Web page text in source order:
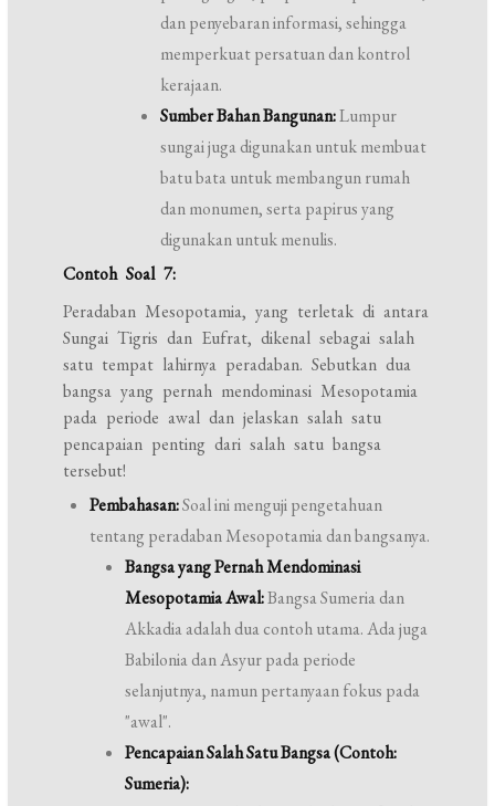
dan penyebaran informasi, sehingga
memperkuat persatuan dan kontrol
kerajaan.
Sumber Bahan Bangunan:Lumpur
sungai juga digunakan untuk membuat
batu bata untuk membangun rumah
dan monumen, serta papirus yang
digunakan untuk menulis.
Contoh Soal 7:
Peradaban Mesopotamia, yang terletak di antara
Sungai Tigris dan Eufrat, dikenal sebagai salah
satu tempat lahirnya peradaban. Sebutkan dua
bangsa yang pernah mendominasi Mesopotamia
pada periode awal dan jelaskan salah satu
pencapaian penting dari salah satu bangsa
tersebut!
Pembahasan:Soal ini menguji pengetahuan
tentang peradaban Mesopotamia dan bangsanya.
Bangsa yang Pernah Mendominasi
Mesopotamia Awal:Bangsa Sumeria dan
Akkadia adalah dua contoh utama. Ada juga
Babilonia dan Asyur pada periode
selanjutnya, namun pertanyaan fokus pada
"awal".
Pencapaian Salah Satu Bangsa (Contoh:
Sumeria):